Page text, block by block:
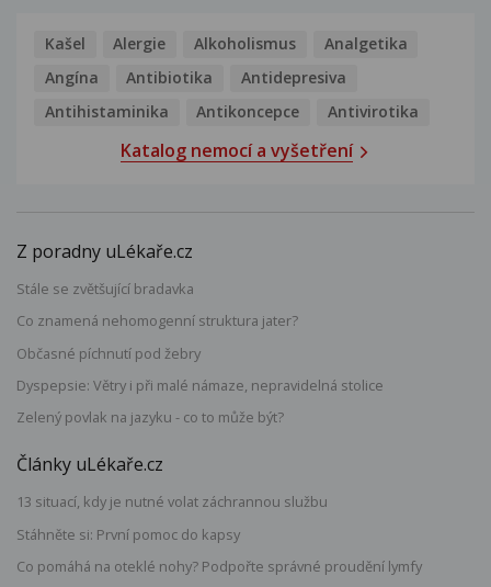
Kašel Alergie Alkoholismus
Analgetika
Angína
Antibiotika
Antidepresiva
Antihistaminika
Antikoncepce Antivirotika
Katalog nemocí a vyšetření
Z poradny uLékaře.cz
Stále se zvětšující bradavka
Co znamená nehomogenní struktura jater?
Občasné píchnutí pod žebry
Dyspepsie: Větry i při malé námaze, nepravidelná stolice
Zelený povlak na jazyku - co to může být?
Články uLékaře.cz
13 situací, kdy je nutné volat záchrannou službu
Stáhněte si: První pomoc do kapsy
Co pomáhá na oteklé nohy? Podpořte správné proudění lymfy